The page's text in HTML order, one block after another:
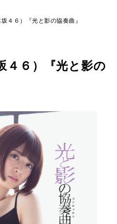
４６）『光と影の協奏曲』
４６）『光と影の